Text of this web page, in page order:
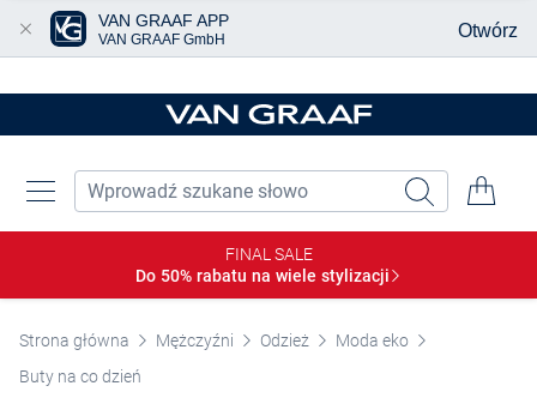
FINAL SALE
Do 50% rabatu na wiele stylizacji
Strona główna Mężczyźni Odzież
Moda eko
Buty na co dzień
VAN GRAAF APP
VAN GRAAF GmbH Otwórz